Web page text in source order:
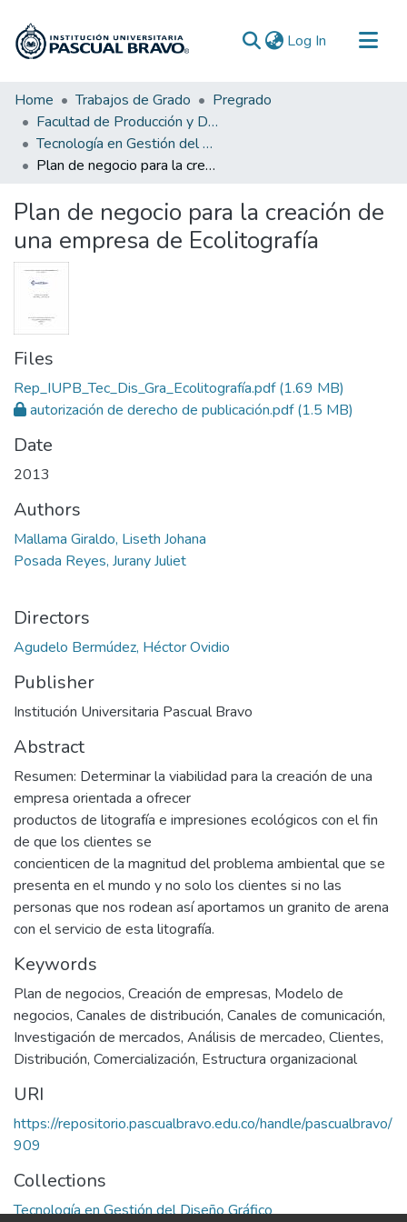
Log In (current)
Communities & Collections
All of DSpace
Statistics
Home Trabajos de Grado
Pregrado
Facultad de Producción y Diseño
Tecnología en Gestión del Diseño Gráfico
Plan de negocio para la creación de una empresa de Ecolitografía
Plan de negocio para la creación de
una empresa de Ecolitografía
Files
Rep_IUPB_Tec_Dis_Gra_Ecolitografía.pdf(1.69 MB)
autorización de derecho de publicación.pdf(1.5 MB)
Date
2013
Authors
Mallama Giraldo, Liseth Johana
Posada Reyes, Jurany Juliet
Directors
Agudelo Bermúdez, Héctor Ovidio
Publisher
Institución Universitaria Pascual Bravo
Abstract
Resumen: Determinar la viabilidad para la creación de una
empresa orientada a ofrecer
productos de litografía e impresiones ecológicos con el fin
de que los clientes se
concienticen de la magnitud del problema ambiental que se
presenta en el mundo y no solo los clientes si no las
personas que nos rodean así aportamos un granito de arena
con el servicio de esta litografía.
Keywords
Plan de negocios, Creación de empresas, Modelo de
negocios, Canales de distribución, Canales de comunicación,
Investigación de mercados, Análisis de mercadeo, Clientes,
Distribución, Comercialización, Estructura organizacional
URI
https://repositorio.pascualbravo.edu.co/handle/pascualbravo/
909
Collections
Tecnología en Gestión del Diseño Gráfico